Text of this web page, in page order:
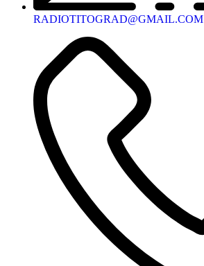
RADIOTITOGRAD@GMAIL.COM